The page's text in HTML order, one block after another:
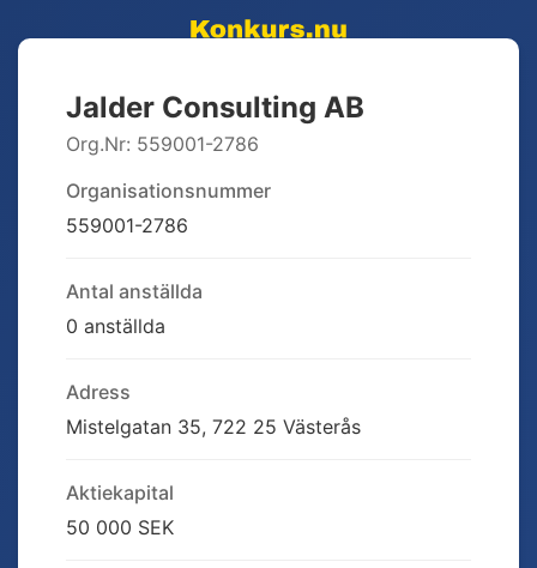
Jalder Consulting AB
Org.Nr: 559001-2786
Organisationsnummer
559001-2786
Antal anställda
0 anställda
Adress
Mistelgatan 35, 722 25 Västerås
Aktiekapital
50 000 SEK